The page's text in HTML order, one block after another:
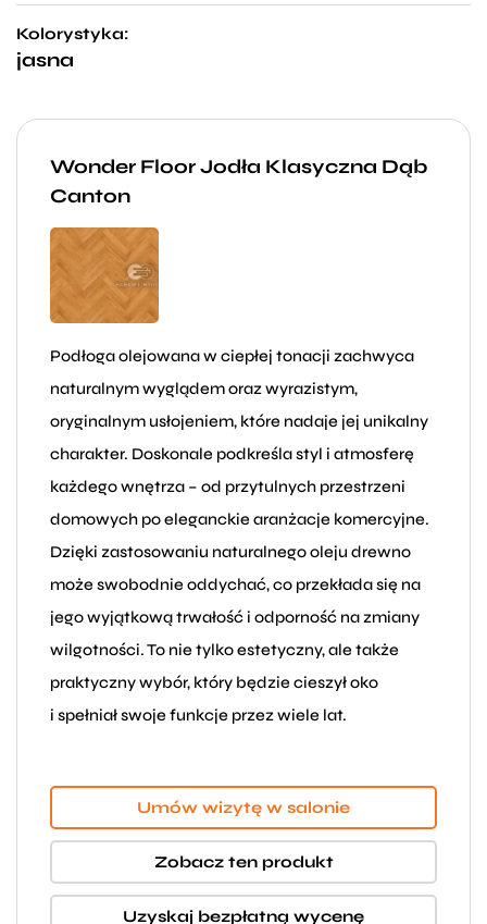
Kolorystyka:
jasna
Wonder Floor Jodła Klasyczna Dąb
Canton
Podłoga olejowana w ciepłej tonacji zachwyca
naturalnym wyglądem oraz wyrazistym,
oryginalnym usłojeniem, które nadaje jej unikalny
charakter. Doskonale podkreśla styl i atmosferę
każdego wnętrza – od przytulnych przestrzeni
domowych po eleganckie aranżacje komercyjne.
Dzięki zastosowaniu naturalnego oleju drewno
może swobodnie oddychać, co przekłada się na
jego wyjątkową trwałość i odporność na zmiany
wilgotności. To nie tylko estetyczny, ale także
praktyczny wybór, który będzie cieszył oko
i spełniał swoje funkcje przez wiele lat.
Umów wizytę w salonie
Zobacz ten produkt
Uzyskaj bezpłatną wycenę